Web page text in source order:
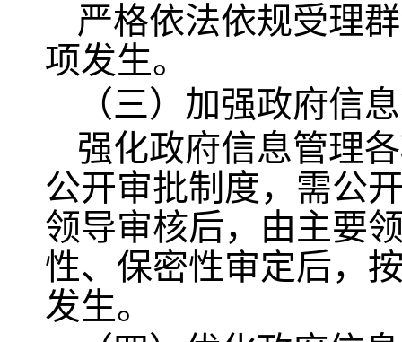
严格依法依规受理
项发生。
（三）加强政府信
强化政府信息管理
公开审批制度，需公
领导审核后，由主要
性、保密性审定后，
发生。